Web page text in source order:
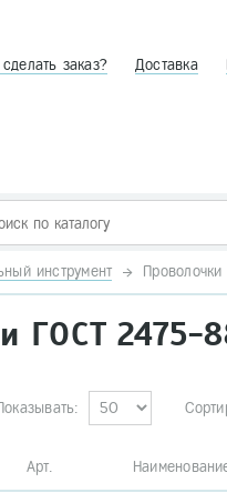
сделать заказ? Доставка
инструмент
ГОСТ 2475-
Арт.